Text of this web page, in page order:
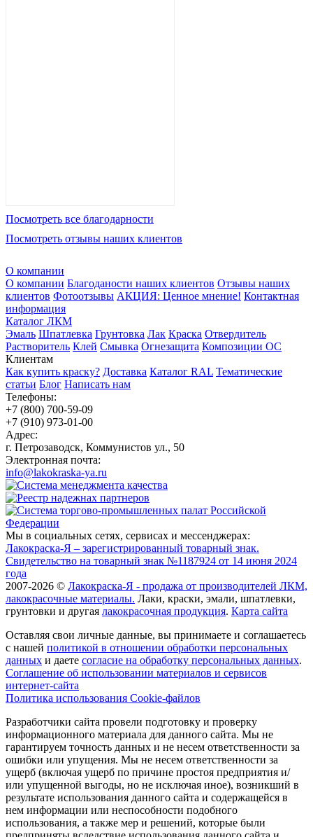
Посмотреть все благодарности
Посмотреть отзывы наших клиентов
О компании
О компании Благоданости наших клиентов Отзывы наших
клиентов Фотоотзывы АКЦИЯ: Ценное мнение! Контактная
информация
Каталог ЛКМ
Эмаль Шпатлевка Грунтовка Лак Краска Отвердитель
Растворитель Клей Смывка Огнезащита Композиции ОС
Клиентам
Как купить краску? Доставка Каталог RAL Тематические
статьи Блог Написать нам
Телефоны:
+7 (800) 700-59-09
+7 (910) 973-01-00
Адрес:
г. Петрозаводск, Коммунистов ул., 50
Электронная почта:
info@lakokraska-ya.ru
Мы в социальных сетях, сервисах и мессенджерах:
Лакокраска-Я – зарегистрированный товарный знак.
Свидетельство на товарный знак №1187924 от 14 июня 2024
года
2007-2026 © Лакокраска-Я - продажа от производителей ЛКМ,
лакокрасочные материалы. Лаки, краски, эмали, шпатлевки,
грунтовки и другая лакокрасочная продукция. Карта сайта
Оставляя свои личные данные, вы принимаете и соглашаетесь
с нашей политикой в отношении обработки персональных
данных и даете cогласие на обработку персональных данных.
Соглашение об использовании материалов и сервисов
интернет-сайта
Политика использования Cookie-файлов
Разработчики сайта провели подготовку и проверку
информационного материала для данного сайта. Мы не
гарантируем точность данных и не несем ответственности за
ошибки или упущения. Мы не несем ответственности за
ущерб (включая ущерб по причине простоя предприятия и/
или упущенной выгоды, но не исключая иное), возникший в
результате использования данного сайта и содержащейся в
нем информации или неспособности подобного
использования, а также мер и решений, которые были